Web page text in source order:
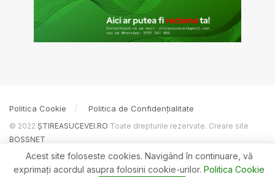
Politica Cookie Politica de Confidențialitate
© 2022 ȘTIREASUCEVEI.RO Toate drepturile rezervate. Creare site
BOSSNET
Acest site foloseste cookies. Navigând în continuare, vă
exprimaţi acordul asupra folosirii cookie-urilor. Politica Cookie